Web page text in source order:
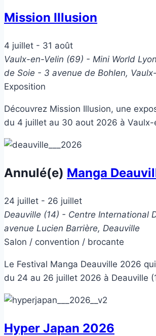
Mission Illusion
4 juillet - 31 août
Vaulx-en-Velin (69) - Mini World Lyon
de Soie - 3 avenue de Bohlen,
Exposition
Découvrez Mission Illusion, une
du 4 juillet au 30 aout 2026 à
Annulé(e) Manga
24 juillet - 26 juillet
Deauville (14) - Centre International
avenue Lucien Barrière, Deauville
Salon / convention / brocante
Le Festival Manga Deauville 2026
du 24 au 26 juillet 2026 à Deauville
Hyper Japan 2026